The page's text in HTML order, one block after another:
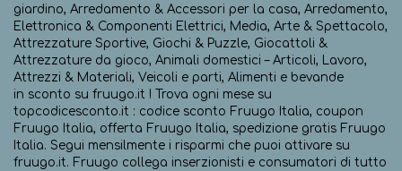
giardino, Arredamento & Accessori per la casa, Arredamento,
Elettronica & Componenti Elettrici, Media, Arte & Spettacolo,
Attrezzature Sportive, Giochi & Puzzle, Giocattoli &
Attrezzature da gioco, Animali domestici – Articoli, Lavoro,
Attrezzi & Materiali, Veicoli e parti, Alimenti e bevande
in sconto su fruugo.it ! Trova ogni mese su
topcodicesconto.it : codice sconto Fruugo Italia, coupon
Fruugo Italia, offerta Fruugo Italia, spedizione gratis Fruugo
Italia. Segui mensilmente i risparmi che puoi attivare su
fruugo.it. Fruugo collega inserzionisti e consumatori di tutto